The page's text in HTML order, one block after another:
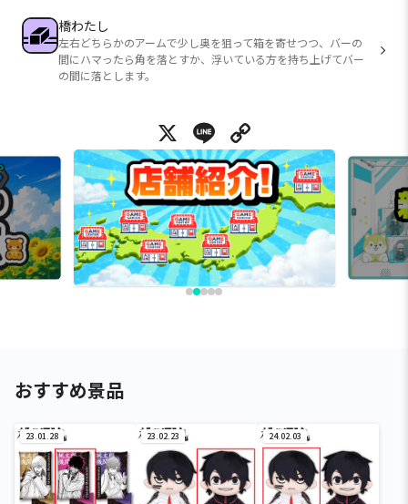
橋わたし
左右どちらかのアームで少し奥を狙って箱を寄せつつ、バーの
間にハマったら角を落とすか、浮いている方を持ち上げてバー
の間に落とします。
X Line
おすすめ景品
23.01.28 23.02.23 24.02.03